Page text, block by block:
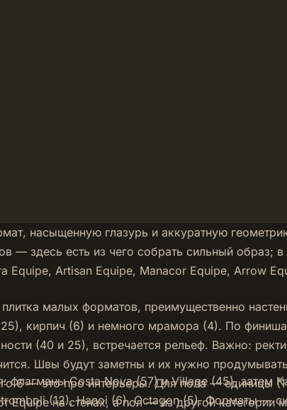
насыщенную глазурь и аккуратную
— здесь есть из чего собрать сильный образ; в
Equipe, Artisan Equipe, Manacor Equipe, Arrow
малых форматов, преимущественно
кирпич (6) и немного мрамора (4). По
(40 и 25), встречается рельеф. Важно:
Швы будут заметны и их нужно
6 — это про интерьеры. Для пола — единицы
Equipe на стенах, а пол — из другой категории
флагманы Costa Nova (57) и Village (45), затем
(12), Hanoi (6), Octagon (5). Форматы —